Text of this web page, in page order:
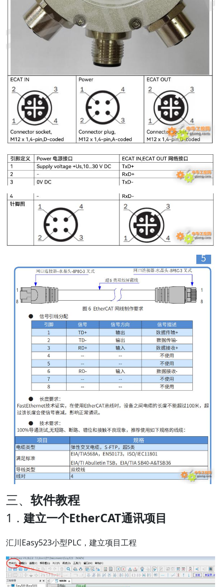
三、 软件教程
1． 建立一个EtherCAT通讯项目
汇川Easy523小型PLC，建立项目工程